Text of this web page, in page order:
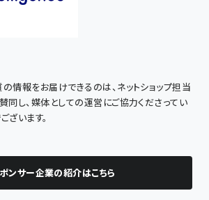
情報をお届けできるのは、ネットショップ担当
同し、媒体としての運営にご協力くださってい
ざいます。
ンサー企業の紹介はこちら